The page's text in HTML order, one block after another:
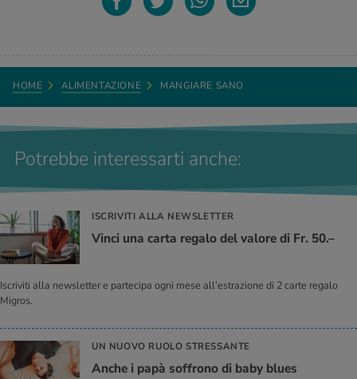
HOME ALIMENTAZIONE MANGIARE SANO
Potrebbe interessarti anche:
ISCRIVITI ALLA NEWSLETTER
Vinci una carta regalo del valore di Fr. 50.–
Iscriviti alla newsletter e partecipa ogni mese all’estrazione di 2 carte regalo
Migros.
UN NUOVO RUOLO STRESSANTE
Anche i papà soffrono di baby blues